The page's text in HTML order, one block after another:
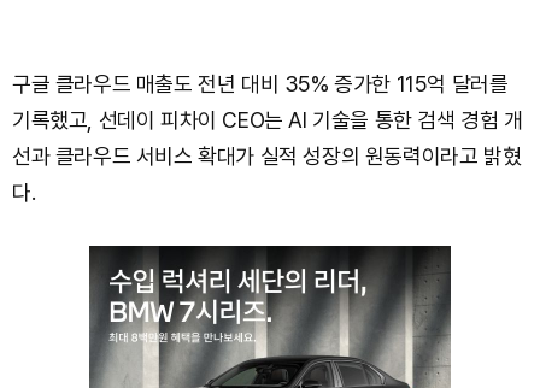
구글 클라우드 매출도 전년 대비 35% 증가한 115억 달러를
기록했고, 선데이 피차이 CEO는 AI 기술을 통한 검색 경험 개
선과 클라우드 서비스 확대가 실적 성장의 원동력이라고 밝혔
다.